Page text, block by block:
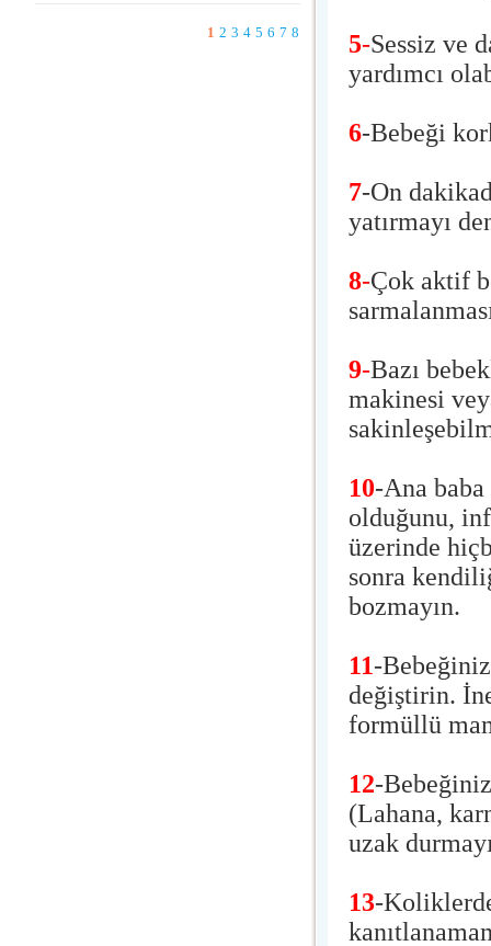
1 2 3 4 5 6 7 8 5-Sessiz ve
yardımcı
6-Bebeği
7-On
yatırmayı
8-Çok aktif
9-Bazı
makinesi
10-Ana
olduğunu,
üzerinde
sonra
bozmayın.
11-
değiştirin.
formüllü
12-
(Lahana,
uzak
13-